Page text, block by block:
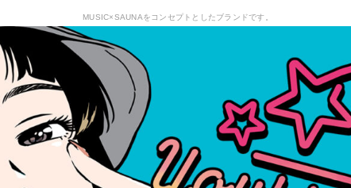
MUSIC×SAUNAをコンセプトとしたブランドです。